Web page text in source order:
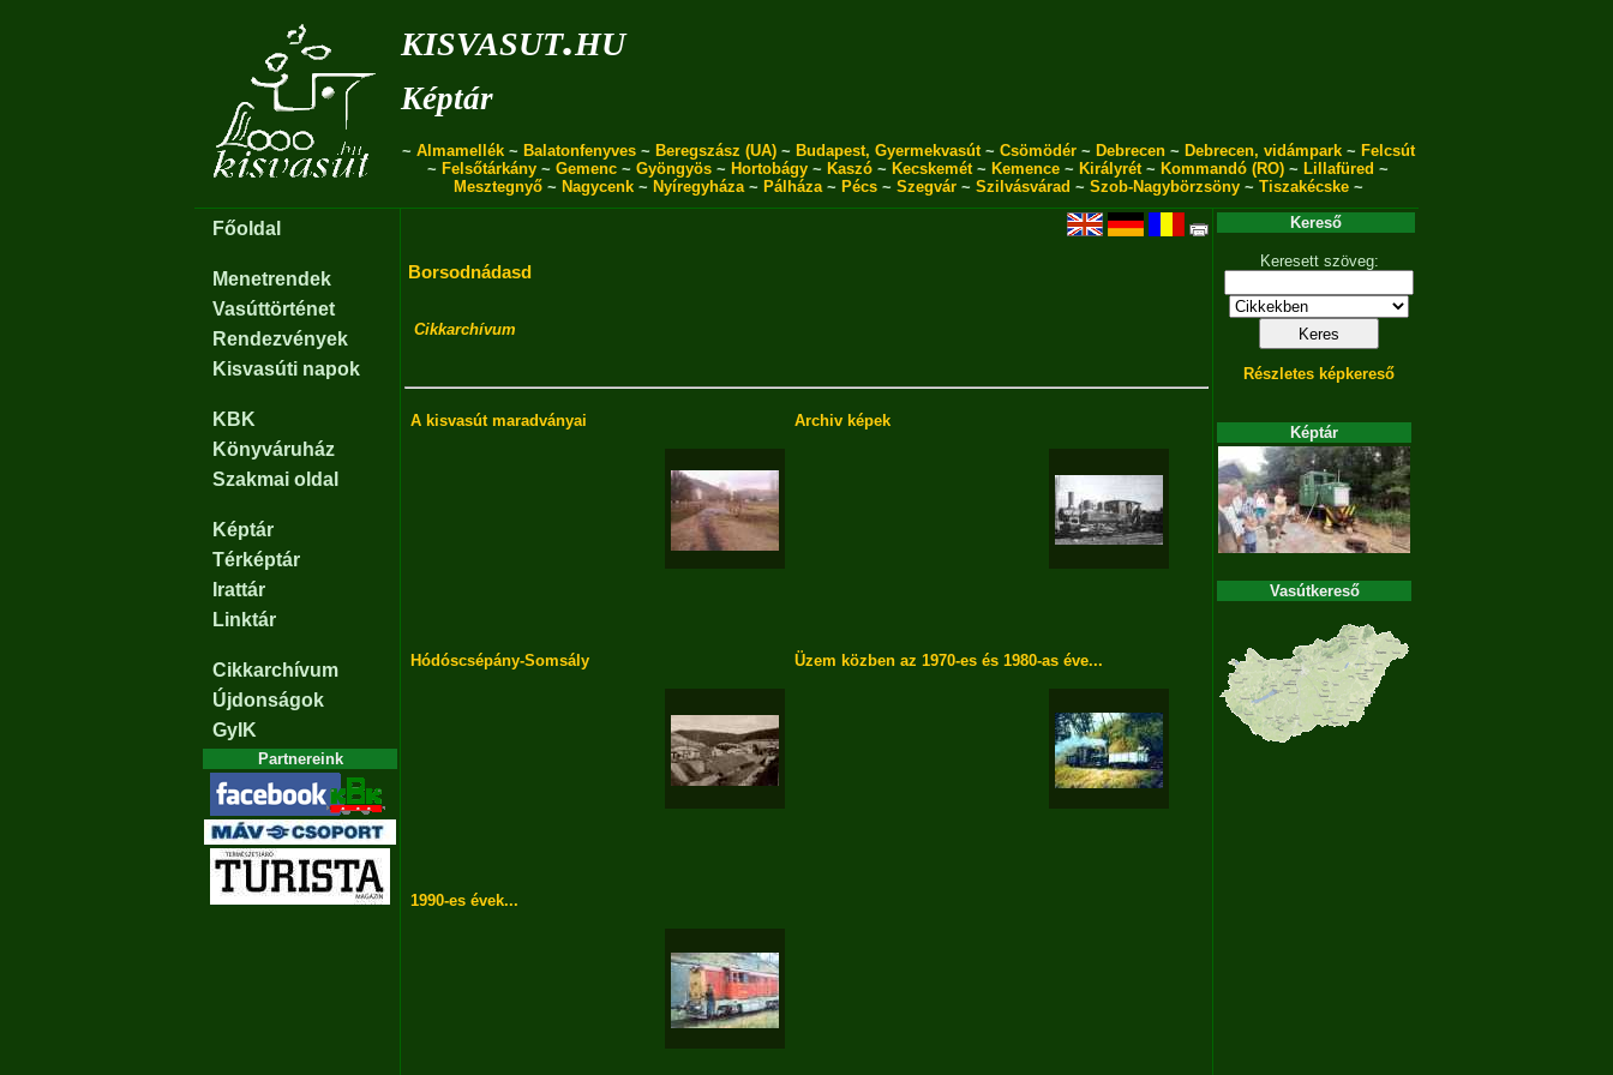
kisvasut.hu
Képtár
~ Almamellék~ Balatonfenyves~ Beregszász (UA)~ Budapest, Gyermekvasút~ Csömödér~ Debrecen~ Debrecen, vidámpark~ Felcsút
~ Felsőtárkány ~ Gemenc ~ Gyöngyös ~ Hortobágy ~ Kaszó ~ Kecskemét~ Kemence ~ Királyrét~ Kommandó (RO) ~ Lillafüred ~
Mesztegnyő~ Nagycenk~ Nyíregyháza~ Pálháza~ Pécs~ Szegvár~ Szilvásvárad ~ Szob-Nagybörzsöny~ Tiszakécske~
Főoldal
Menetrendek
Vasúttörténet
Rendezvények
Kisvasúti napok
KBK
Könyváruház
Szakmai oldal
Képtár
Térképtár
Irattár
Linktár
Cikkarchívum
Újdonságok
GyIK
Partnereink
Borsodnádasd
Cikkarchívum
A kisvasút maradványai Archiv képek
Hódóscsépány-Somsály Üzem közben az 1970-es és 1980-as éve...
1990-es évek...
Kereső
Keresett szöveg:
Részletes képkereső
Képtár
Vasútkereső